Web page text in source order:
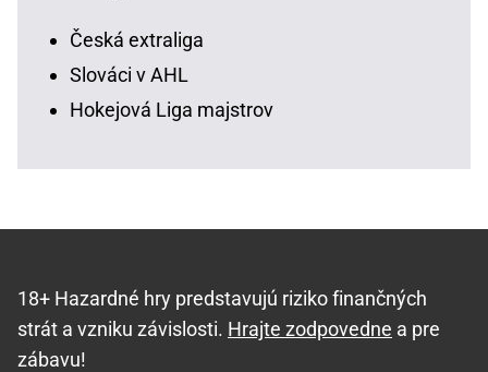
Česká extraliga
Slováci v AHL
Hokejová Liga majstrov
18+ Hazardné hry predstavujú riziko finančných
strát a vzniku závislosti. Hrajte zodpovedne a pre
zábavu!